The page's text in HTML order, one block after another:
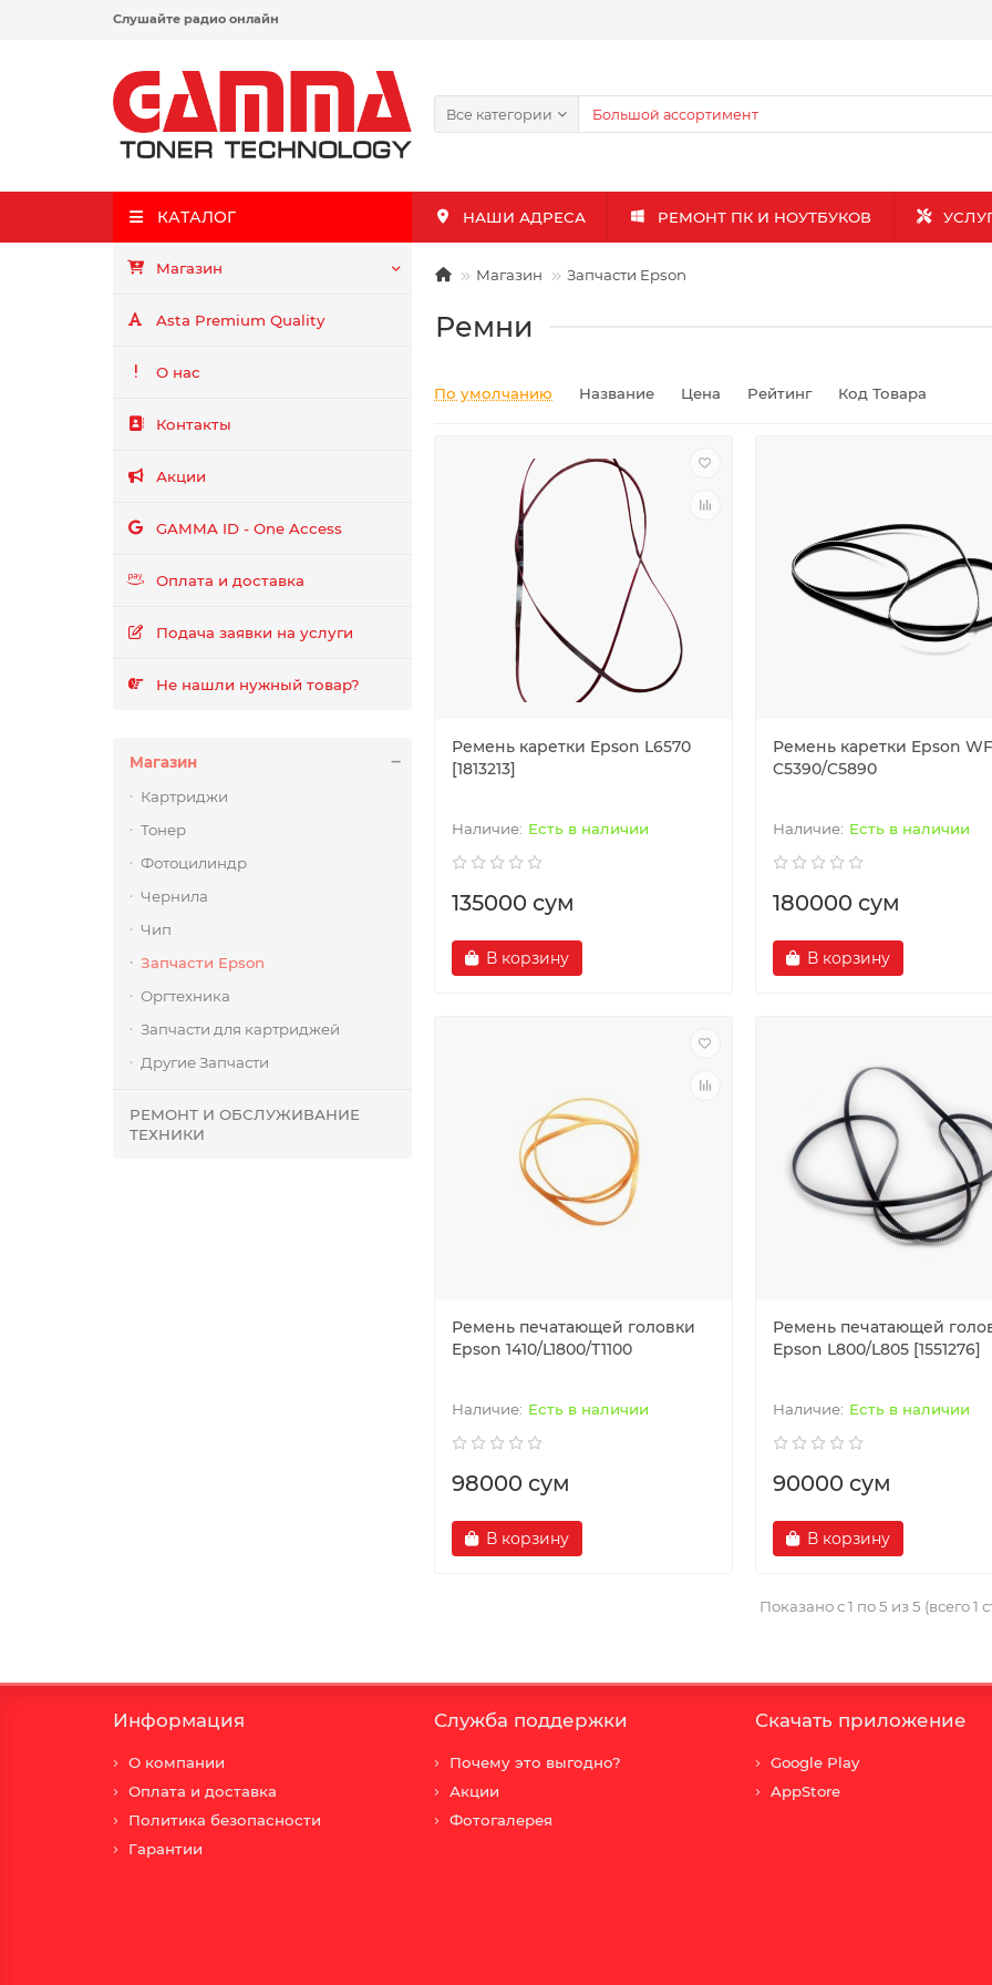
Слушайте радио онлайн
Все категории
КАТАЛОГ
Магазин
Asta Premium Quality
О нас
Контакты
Акции
GAMMA ID - One Access
Оплата и доставка
Подача заявки на услуги
Не нашли нужный товар?
НАШИ АДРЕСА РЕМОНТ ПК И НОУТБУКОВ
Магазин Запчасти Epson
Ремни
Магазин
Картриджи
Тонер
Фотоцилиндр
Чернила
Чип
Запчасти Epson
Оргтехника
Запчасти для картриджей
Другие Запчасти
РЕМОНТ И ОБСЛУЖИВАНИЕ
ТЕХНИКИ
По умолчанию Название Цена Рейтинг Код Товара
Ремень каретки Epson L6570
[1813213]
Есть в наличии
135000 сум
В корзину
Ремень каретки Epson WF
C5390/C5890
Есть в наличии
180000 сум
В корзину
Ремень печатающей головки
Epson 1410/L1800/Т1100
Есть в наличии
98000 сум
В корзину
Ремень печатающей
Epson L800/L805 [1551276]
Есть в наличии
90000 сум
В корзину
Показано с 1 по 5 из 5 (всего 1
Информация
О компании
Оплата и доставка
Политика безопасности
Гарантии
Служба поддержки
Почему это выгодно?
Акции
Фотогалерея
Скачать приложение
Google Play
AppStore